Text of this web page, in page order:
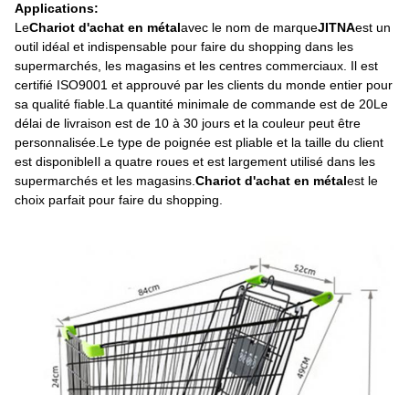
Applications:
LeChariot d'achat en métalavec le nom de marqueJITNAest un
outil idéal et indispensable pour faire du shopping dans les
supermarchés, les magasins et les centres commerciaux. Il est
certifié ISO9001 et approuvé par les clients du monde entier pour
sa qualité fiable.La quantité minimale de commande est de 20Le
délai de livraison est de 10 à 30 jours et la couleur peut être
personnalisée.Le type de poignée est pliable et la taille du client
est disponibleIl a quatre roues et est largement utilisé dans les
supermarchés et les magasins. Chariot d'achat en métalest le
choix parfait pour faire du shopping.